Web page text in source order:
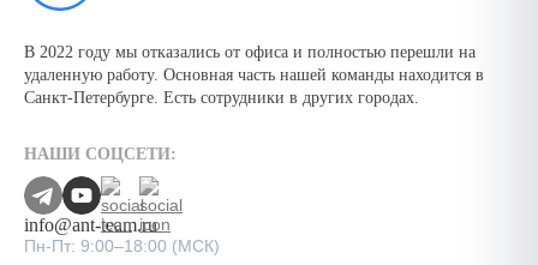
В 2022 году мы отказались от офиса и полностью перешли на
удаленную работу. Основная часть нашей команды находится в
Санкт-Петербурге. Есть сотрудники в других городах.
НАШИ СОЦСЕТИ:
info@ant-team.ru
Пн-Пт: 9:00–18:00 (МСК)